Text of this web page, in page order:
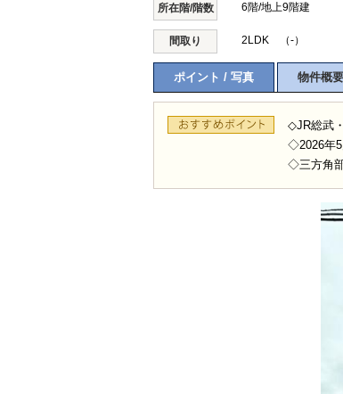
所在階/階数 6階/地上9階建
間取り 2LDK （-）
ポイント / 写真 物件概要
◇JR総武
◇2026年5
◇三方角